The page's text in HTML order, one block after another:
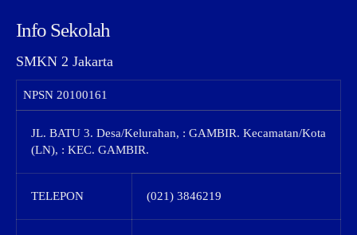
Info Sekolah
SMKN 2 Jakarta
NPSN 20100161
JL. BATU 3. Desa/Kelurahan, : GAMBIR. Kecamatan/Kota
(LN), : KEC. GAMBIR.
TELEPON (021) 3846219